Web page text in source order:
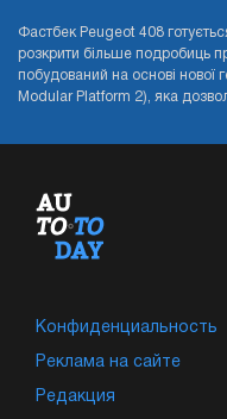
Фастбек Peugeot 408
розкрити більше подробиць
побудований на основі нової
Modular Platform 2), яка
Конфиденциальность
Реклама на сайте
Редакция